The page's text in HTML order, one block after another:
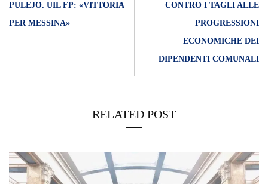
PULEJO. UIL FP: «VITTORIA
PER MESSINA»
CONTRO I TAGLI ALLE
PROGRESSIONI
ECONOMICHE DEI
DIPENDENTI COMUNALI
RELATED POST